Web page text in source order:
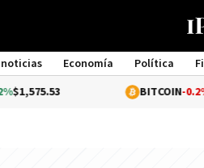
Economía Política
-0.2%